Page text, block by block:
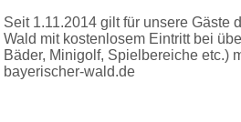
Seit 1.11.2014 gilt für unsere Gäste
Wald mit kostenlosem Eintritt bei
Bäder, Minigolf, Spielbereiche etc.)
bayerischer-wald.de